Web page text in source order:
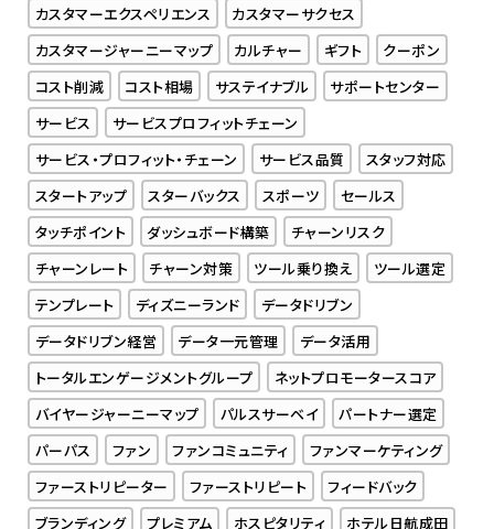
カスタマーエクスペリエンス
カスタマーサクセス
カスタマージャーニーマップ
カルチャー ギフト
クーポン
コスト削減
コスト相場 サステイナブル
サポートセンター
サービス
サービスプロフィットチェーン
サービス・プロフィット・チェーン
サービス品質
スタッフ対応
スタートアップ
スターバックス スポーツ
セールス
タッチポイント
ダッシュボード構築
チャーンリスク
チャーンレート
チャーン対策 ツール乗り換え
ツール選定
テンプレート
ディズニーランド
データドリブン
データドリブン経営
データ一元管理
データ活用
トータルエンゲージメントグループ
ネットプロモータースコア
バイヤージャーニーマップ
パルスサーベイ
パートナー選定
パーパス
ファン ファンコミュニティ
ファンマーケティング
ファーストリピーター
ファーストリピート
フィードバック
ブランディング
プレミアム ホスピタリティ
ホテル日航成田